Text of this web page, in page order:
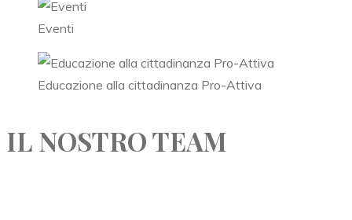
Eventi
Educazione alla cittadinanza Pro-Attiva
IL NOSTRO TEAM